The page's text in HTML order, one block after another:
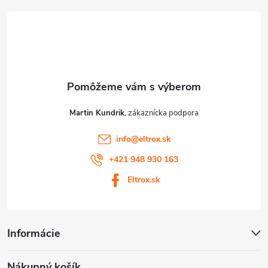
Martin Kundrik
info@eltrox.sk
+421 948 930 163
Eltrox.sk
Informácie